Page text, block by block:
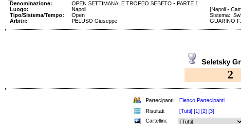
Denominazione:
OPEN SETTIMANALE TROFEO SEBETO - PARTE 1
Luogo:
Napoli
[Napoli -
Tipo/Sistema/Tempo:
Open
Sistema:
Arbitri:
PELUSO Giuseppe GUARINO F.
Seletsky
2
Partecipanti: Elenco Partecipanti
Risultati:
[Tutti] [1] [2] [3]
Cartellini: